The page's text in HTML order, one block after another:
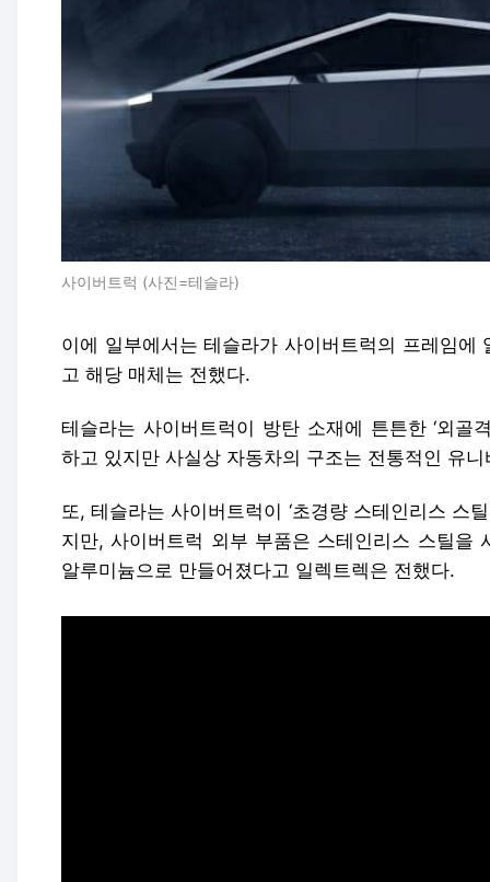
사이버트럭 (사진=테슬라)
이에 일부에서는 테슬라가 사이버트럭의 프레임에
고 해당 매체는 전했다.
테슬라는 사이버트럭이 방탄 소재에 튼튼한 ‘외골
하고 있지만 사실상 자동차의 구조는 전통적인 유
또, 테슬라는 사이버트럭이 ‘초경량 스테인리스 스
지만, 사이버트럭 외부 부품은 스테인리스 스틸을
알루미늄으로 만들어졌다고 일렉트렉은 전했다.